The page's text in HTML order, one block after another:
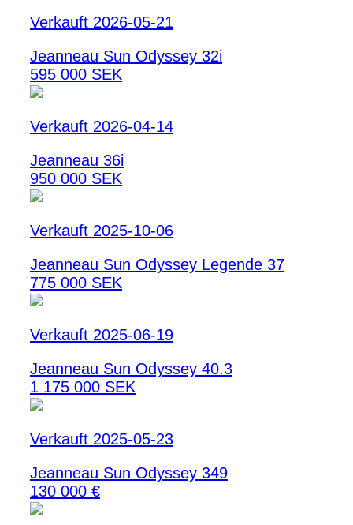
Verkauft 2026-05-21
Jeanneau Sun Odyssey 32i
595 000 SEK
Verkauft 2026-04-14
Jeanneau 36i
950 000 SEK
Verkauft 2025-10-06
Jeanneau Sun Odyssey Legende 37
775 000 SEK
Verkauft 2025-06-19
Jeanneau Sun Odyssey 40.3
1 175 000 SEK
Verkauft 2025-05-23
Jeanneau Sun Odyssey 349
130 000 €